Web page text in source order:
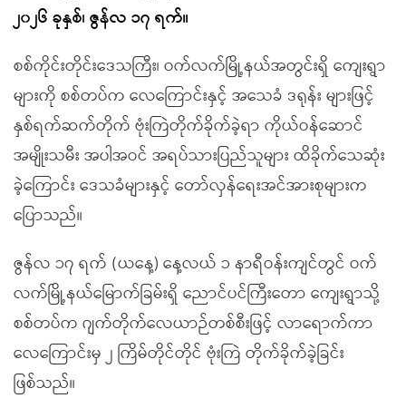
၂၀၂၆ ခုနှစ်၊ ဇွန်လ ၁၇ ရက်။
စစ်ကိုင်းတိုင်းဒေသကြီး၊ ဝက်လက်မြို့နယ်အတွင်းရှိ ကျေးရွာ
များကို စစ်တပ်က လေကြောင်းနှင့် အသေခံ ဒရုန်း များဖြင့်
နှစ်ရက်ဆက်တိုက် ဗုံးကြဲတိုက်ခိုက်ခဲ့ရာ ကိုယ်ဝန်ဆောင်
အမျိုးသမီး အပါအဝင် အရပ်သားပြည်သူများ ထိခိုက်သေဆုံး
ခဲ့ကြောင်း ဒေသခံများနှင့် တော်လှန်ရေးအင်အားစုများက
ပြောသည်။
ဇွန်လ ၁၇ ရက် (ယနေ့) နေ့လယ် ၁ နာရီဝန်းကျင်တွင် ဝက်
လက်မြို့နယ်မြောက်ခြမ်းရှိ ညောင်ပင်ကြီးတော ကျေးရွာသို့
စစ်တပ်က ဂျက်တိုက်လေယာဉ်တစ်စီးဖြင့် လာရောက်ကာ
လေကြောင်းမှ ၂ ကြိမ်တိုင်တိုင် ဗုံးကြဲ တိုက်ခိုက်ခဲ့ခြင်း
ဖြစ်သည်။